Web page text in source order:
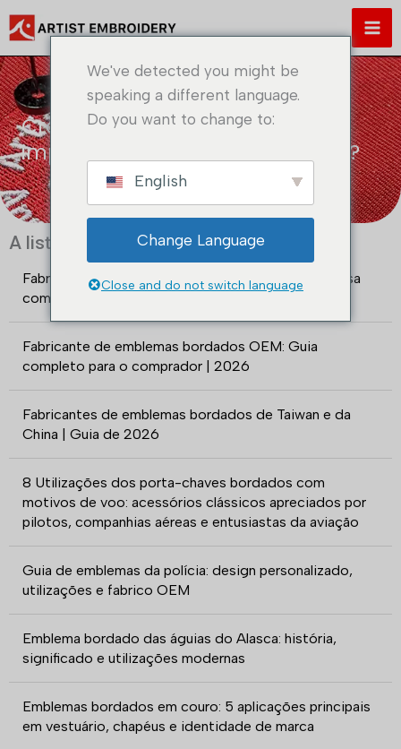
Saltar
para
o
conteúdo
Crachás bordados vs Crachás
impressos - Qual deve escolher?
A lista de mensagens mais recentes
Fabricante de emblemas bordados OEM vs. empresa
comercial: qual deve escolher em 2026?
Fabricante de emblemas bordados OEM: Guia
completo para o comprador | 2026
Fabricantes de emblemas bordados de Taiwan e da
China | Guia de 2026
8 Utilizações dos porta-chaves bordados com
motivos de voo: acessórios clássicos apreciados por
pilotos, companhias aéreas e entusiastas da aviação
Guia de emblemas da polícia: design personalizado,
utilizações e fabrico OEM
Emblema bordado das águias do Alasca: história,
significado e utilizações modernas
Emblemas bordados em couro: 5 aplicações principais
em vestuário, chapéus e identidade de marca
We've detected you might be
speaking a different language.
Do you want to change to:
English
Change Language
Close and do not switch language